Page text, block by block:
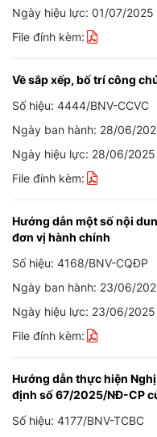
Ngày hiệu lực: 01/07/2025
File đính kèm:
Về sắp xếp, bố trí công
Số hiệu: 4444/BNV-CCVC
Ngày ban hành: 28/06/
Ngày hiệu lực: 28/06/2025
File đính kèm:
Hướng dẫn một số nội
đơn vị hành chính
Số hiệu: 4168/BNV-CQĐP
Ngày ban hành: 23/06/
Ngày hiệu lực: 23/06/2025
File đính kèm:
Hướng dẫn thực hiện
định số 67/2025/NĐ-CP
Số hiệu: 4177/BNV-TCBC